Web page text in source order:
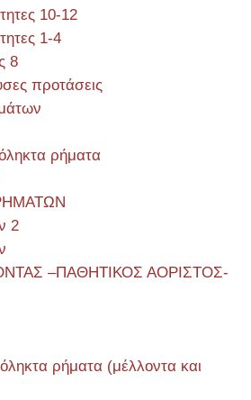
10-12
1-4
8
προτάσεις
ρήματα
2
–ΠΑΘΗΤΙΚΟΣ ΑΟΡΙΣΤΟΣ-
ρήματα (μέλλοντα και